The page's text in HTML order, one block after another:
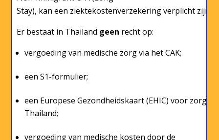
Stay), kan een ziektekostenverzekering verplicht
Er bestaat in Thailand geen recht op:
vergoeding van medische zorg via het CAK;
een S1-formulier;
een Europese Gezondheidskaart (EHIC) voor zorg in
Thailand;
vergoeding van medische kosten door de